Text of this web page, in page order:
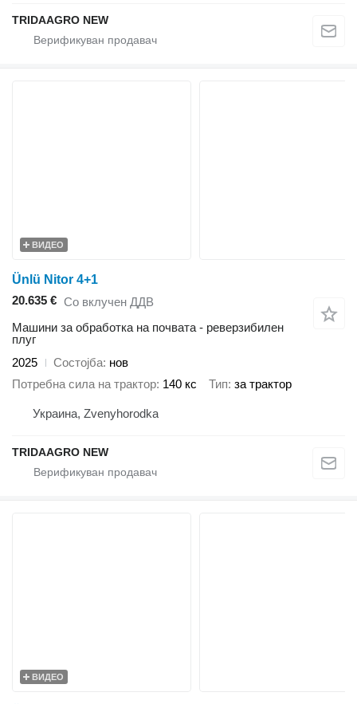
TRIDAAGRO NEW
ВИДЕО
Ünlü Nitor 4+1
20.635 € Со вклучен ДДВ
Машини за обработка на почвата - реверзибилен
плуг
2025
Состојба нов
Потребна сила на трактор 140 кс Тип за трактор
Украина, Zvenyhorodka
TRIDAAGRO NEW
ВИДЕО